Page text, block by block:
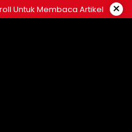
Untuk Membaca Artikel ×